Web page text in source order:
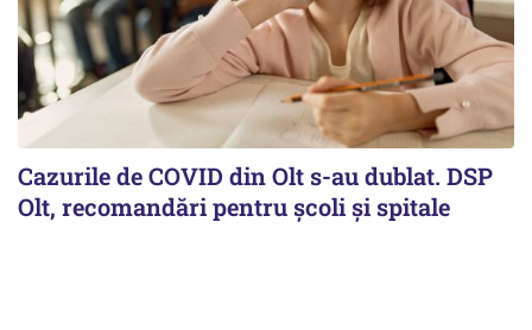
Cazurile de COVID din Olt s-au dublat. DSP
Olt, recomandări pentru școli și spitale